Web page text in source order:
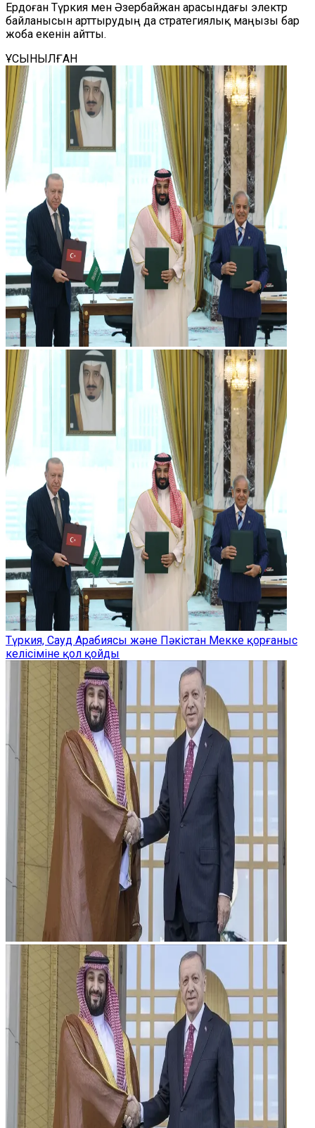
Ердоған Түркия мен Әзербайжан арасындағы электр
байланысын арттырудың да стратегиялық маңызы бар
жоба екенін айтты.
ҰСЫНЫЛҒАН
Түркия, Сауд Арабиясы және Пәкістан Мекке қорғаныс
келісіміне қол қойды